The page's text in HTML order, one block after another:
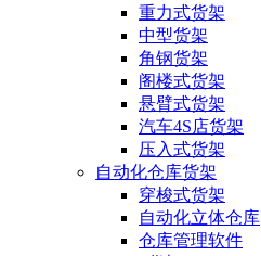
重力式货架
中型货架
角钢货架
阁楼式货架
悬臂式货架
汽车4S店货架
压入式货架
自动化仓库货架
穿梭式货架
自动化立体仓库
仓库管理软件